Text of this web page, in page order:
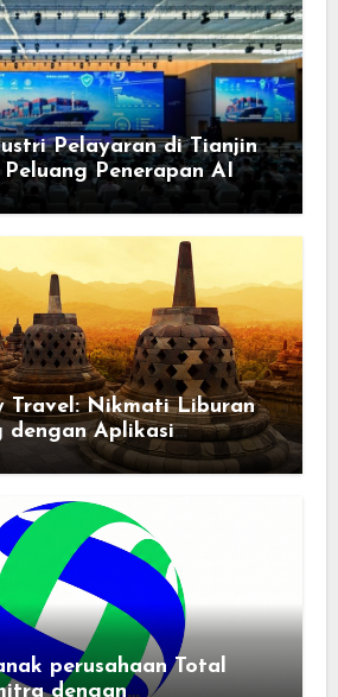
Pelayaran di Tianjin
Penerapan AI
Travel: Nikmati Liburan
dengan Aplikasi
perusahaan Total
dengan